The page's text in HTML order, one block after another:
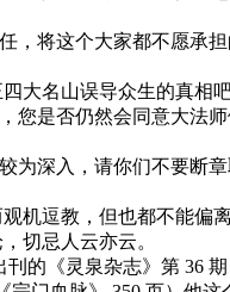
将这个大家都不愿承
名山误导众生的真相
您是否仍然会同意大法
深入，请你们不要断
逗教，但也都不能偏
切忌人云亦云。
《灵泉杂志》第 36 期